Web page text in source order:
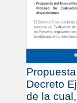
Decreto
de la